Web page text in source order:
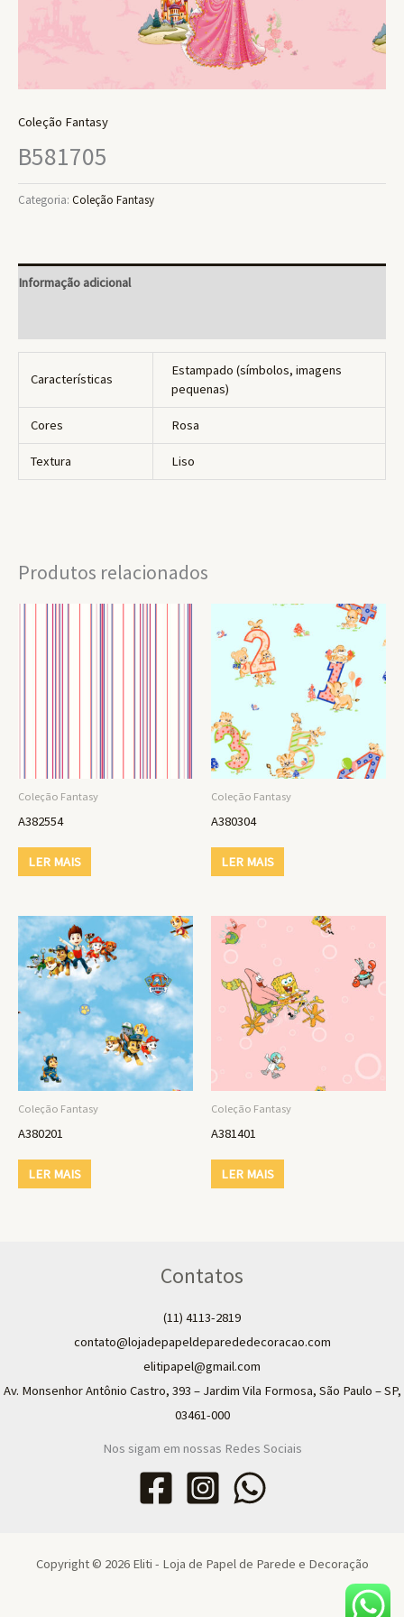
Coleção Fantasy
B581705
Categoria: Coleção Fantasy
Informação adicional
Características
Estampado (símbolos, imagens
pequenas)
Cores Rosa
Textura Liso
Produtos relacionados
Coleção Fantasy
A382554
LER MAIS
Coleção Fantasy
A380304
LER MAIS
Coleção Fantasy
A380201
LER MAIS
Coleção Fantasy
A381401
LER MAIS
Contatos
(11) 4113-2819
contato@lojadepapeldeparededecoracao.com
elitipapel@gmail.com​
Av. Monsenhor Antônio Castro, 393 – Jardim Vila Formosa, São Paulo – SP,
03461-000
Nos sigam em nossas Redes Sociais
Copyright © 2026 Eliti - Loja de Papel de Parede e Decoração